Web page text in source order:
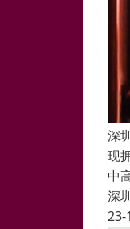
深
现
中
深
23-